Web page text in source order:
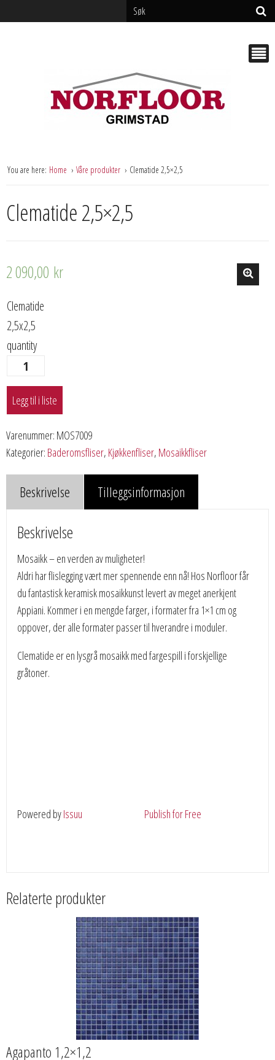
You are here: Home Våre produkter Clematide 2,5×2,5
Clematide 2,5×2,5
2 090,00 kr
Clematide
2,5x2,5
quantity
Legg til i liste
Varenummer: MOS7009
Kategorier: Baderomsfliser, Kjøkkenfliser, Mosaikkfliser
Beskrivelse Tilleggsinformasjon
Beskrivelse
Mosaikk – en verden av muligheter!
Aldri har flislegging vært mer spennende enn nå! Hos Norfloor får
du fantastisk keramisk mosaikkunst levert av meget anerkjent
Appiani. Kommer i en mengde farger, i formater fra 1×1 cm og
oppover, der alle formater passer til hverandre i moduler.
Clematide er en lysgrå mosaikk med fargespill i forskjellige
gråtoner.
Powered byIssuu Publish for Free
Relaterte produkter
Agapanto 1,2×1,2